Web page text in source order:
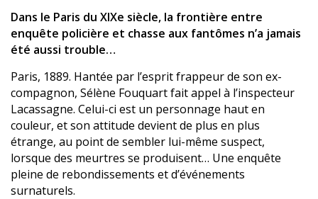
Dans le Paris du XIXe siècle, la frontière entre
enquête policière et chasse aux fantômes n’a jamais
été aussi trouble…
Paris, 1889. Hantée par l’esprit frappeur de son ex-
compagnon, Sélène Fouquart fait appel à l’inspecteur
Lacassagne. Celui-ci est un personnage haut en
couleur, et son attitude devient de plus en plus
étrange, au point de sembler lui-même suspect,
lorsque des meurtres se produisent… Une enquête
pleine de rebondissements et d’événements
surnaturels.